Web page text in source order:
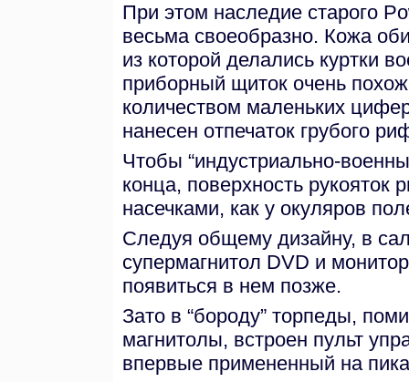
При этом наследие старого
весьма своеобразно. Кожа
из которой делались куртки
приборный щиток очень
количеством маленьких
нанесен отпечаток грубого
Чтобы “индустриально-
конца, поверхность рукояток
насечками, как у окуляров
Следуя общему дизайну, в
супермагнитол DVD и
появиться в нем позже.
Зато в “бороду” торпеды,
магнитолы, встроен пульт
впервые примененный на